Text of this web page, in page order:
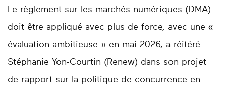
Le règlement sur les marchés numériques (DMA)
doit être appliqué avec plus de force, avec une «
évaluation ambitieuse » en mai 2026, a réitéré
Stéphanie Yon-Courtin (Renew) dans son projet
de rapport sur la politique de concurrence en